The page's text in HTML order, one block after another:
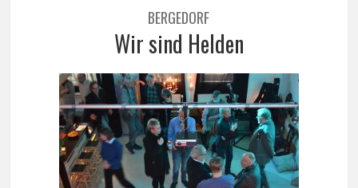
BERGEDORF
Wir sind Helden